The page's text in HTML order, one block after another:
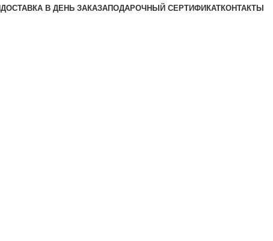
ДОСТАВКА В ДЕНЬ ЗАКАЗАПОДАРОЧНЫЙ СЕРТИФИКАТКОНТАКТЫ